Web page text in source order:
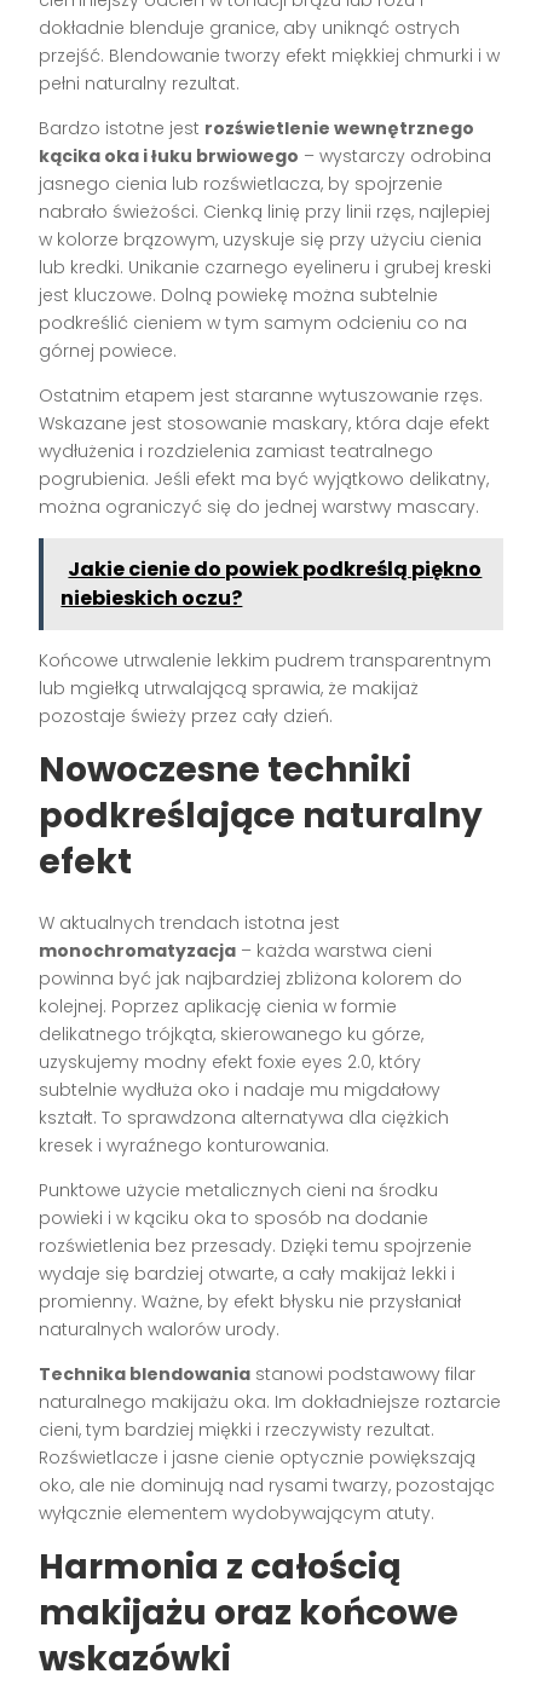
dokładnie blenduje granice, aby uniknąć ostrych
przejść. Blendowanie tworzy efekt miękkiej chmurki i w
pełni naturalny rezultat.
Bardzo istotne jest rozświetlenie wewnętrznego
kącika oka i łuku brwiowego – wystarczy odrobina
jasnego cienia lub rozświetlacza, by spojrzenie
nabrało świeżości. Cienką linię przy linii rzęs, najlepiej
w kolorze brązowym, uzyskuje się przy użyciu cienia
lub kredki. Unikanie czarnego eyelineru i grubej kreski
jest kluczowe. Dolną powiekę można subtelnie
podkreślić cieniem w tym samym odcieniu co na
górnej powiece.
Ostatnim etapem jest staranne wytuszowanie rzęs.
Wskazane jest stosowanie maskary, która daje efekt
wydłużenia i rozdzielenia zamiast teatralnego
pogrubienia. Jeśli efekt ma być wyjątkowo delikatny,
można ograniczyć się do jednej warstwy mascary.
Jakie cienie do powiek podkreślą piękno
niebieskich oczu?
Końcowe utrwalenie lekkim pudrem transparentnym
lub mgiełką utrwalającą sprawia, że makijaż
pozostaje świeży przez cały dzień.
Nowoczesne techniki
podkreślające naturalny
efekt
W aktualnych trendach istotna jest
monochromatyzacja – każda warstwa cieni
powinna być jak najbardziej zbliżona kolorem do
kolejnej. Poprzez aplikację cienia w formie
delikatnego trójkąta, skierowanego ku górze,
uzyskujemy modny efekt foxie eyes 2.0, który
subtelnie wydłuża oko i nadaje mu migdałowy
kształt. To sprawdzona alternatywa dla ciężkich
kresek i wyraźnego konturowania.
Punktowe użycie metalicznych cieni na środku
powieki i w kąciku oka to sposób na dodanie
rozświetlenia bez przesady. Dzięki temu spojrzenie
wydaje się bardziej otwarte, a cały makijaż lekki i
promienny. Ważne, by efekt błysku nie przysłaniał
naturalnych walorów urody.
Technika blendowania stanowi podstawowy filar
naturalnego makijażu oka. Im dokładniejsze roztarcie
cieni, tym bardziej miękki i rzeczywisty rezultat.
Rozświetlacze i jasne cienie optycznie powiększają
oko, ale nie dominują nad rysami twarzy, pozostając
wyłącznie elementem wydobywającym atuty.
Harmonia z całością
makijażu oraz końcowe
wskazówki